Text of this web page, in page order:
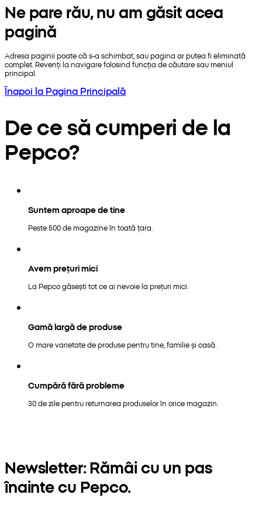
Ne pare rău, nu am găsit acea
pagină
Adresa paginii poate că s-a schimbat, sau pagina ar putea fi eliminată
complet. Revenți la navigare folosind funcția de căutare sau meniul
principal.
Înapoi la Pagina Principală
De ce să cumperi de la
Pepco?
Suntem aproape de tine
Peste 500 de magazine în toată țara.
Avem prețuri mici
La Pepco găsești tot ce ai nevoie la prețuri mici.
Gamă largă de produse
O mare varietate de produse pentru tine, familie și casă.
Cumpără fără probleme
30 de zile pentru returnarea produselor în orice magazin.
Newsletter: Rămâi cu un pas
înainte cu Pepco.